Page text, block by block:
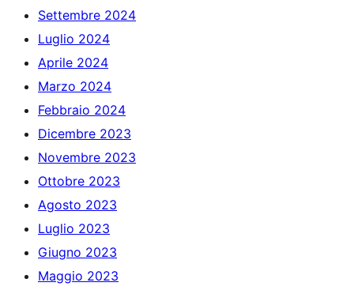
Settembre 2024
Luglio 2024
Aprile 2024
Marzo 2024
Febbraio 2024
Dicembre 2023
Novembre 2023
Ottobre 2023
Agosto 2023
Luglio 2023
Giugno 2023
Maggio 2023